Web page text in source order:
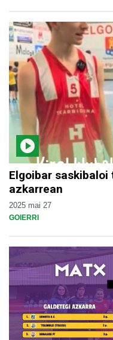
Elgoibar
azkarrean
2025 mai 27
GOIERRI